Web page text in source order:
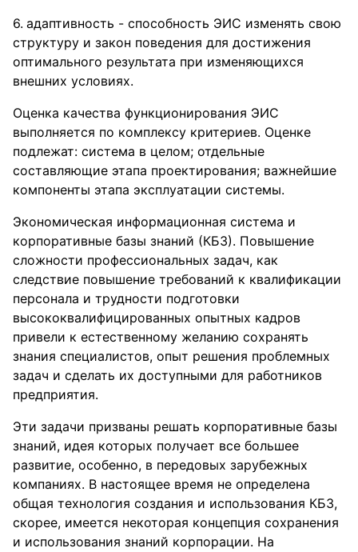
адаптивность - способность ЭИС изменять свою
структуру и закон поведения для достижения
оптимального результата при изменяющихся
внешних условиях.
Оценка качества функционирования ЭИС
выполняется по комплексу критериев. Оценке
подлежат: система в целом; отдельные
составляющие этапа проектирования; важнейшие
компоненты этапа эксплуатации системы.
Экономическая информационная система и
корпоративные базы знаний (КБЗ). Повышение
сложности профессиональных задач, как
следствие повышение требований к квалификации
персонала и трудности подготовки
высококвалифицированных опытных кадров
привели к естественному желанию сохранять
знания специалистов, опыт решения проблемных
задач и сделать их доступными для работников
предприятия.
Эти задачи призваны решать корпоративные базы
знаний, идея которых получает все большее
развитие, особенно, в передовых зарубежных
компаниях. В настоящее время не определена
общая технология создания и использования КБЗ,
скорее, имеется некоторая концепция сохранения
и использования знаний корпорации. На